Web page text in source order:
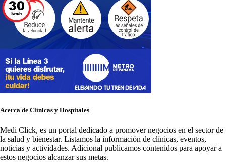
Acerca de Clínicas y Hospitales
Medi Click, es un portal dedicado a promover negocios en el sector de
la salud y bienestar. Listamos la información de clínicas, eventos,
noticias y actividades. Adicional publicamos contenidos para apoyar a
estos negocios alcanzar sus metas.